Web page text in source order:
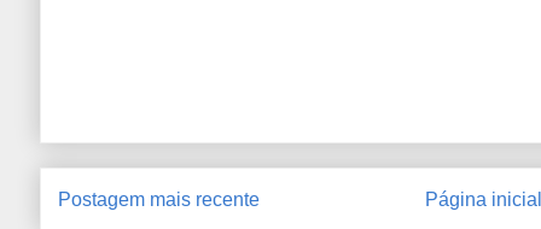
Postagem mais recente Página inicial